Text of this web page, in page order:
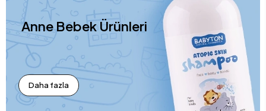
Anne Bebek Ürünleri
Daha fazla